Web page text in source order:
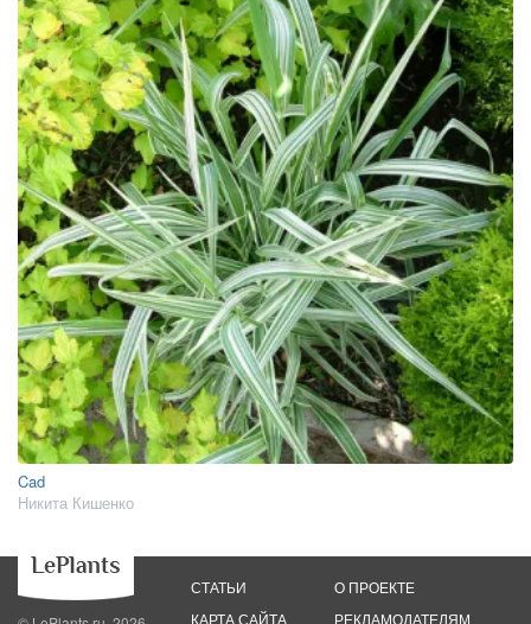
Cad
Никита Кишенко
СТАТЬИ
КАРТА САЙТА
О ПРОЕКТЕ
РЕКЛАМОДАТЕЛЯМ